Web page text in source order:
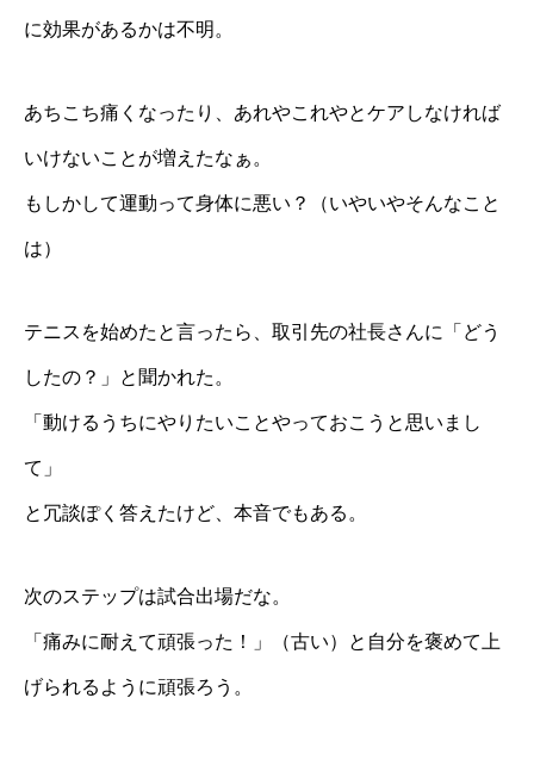
に効果があるかは不明。
あちこち痛くなったり、あれやこれやとケアしなければ
いけないことが増えたなぁ。
もしかして運動って身体に悪い？（いやいやそんなこと
は）
テニスを始めたと言ったら、取引先の社長さんに「どう
したの？」と聞かれた。
「動けるうちにやりたいことやっておこうと思いまし
て」
と冗談ぽく答えたけど、本音でもある。
次のステップは試合出場だな。
「痛みに耐えて頑張った！」（古い）と自分を褒めて上
げられるように頑張ろう。